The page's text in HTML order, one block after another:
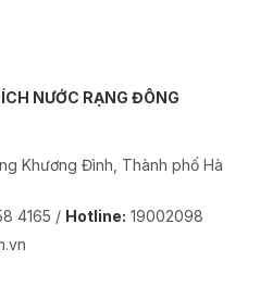
NƯỚC RẠNG ĐÔNG
Khương Đình, Thành phố Hà
4165 / Hotline: 19002098